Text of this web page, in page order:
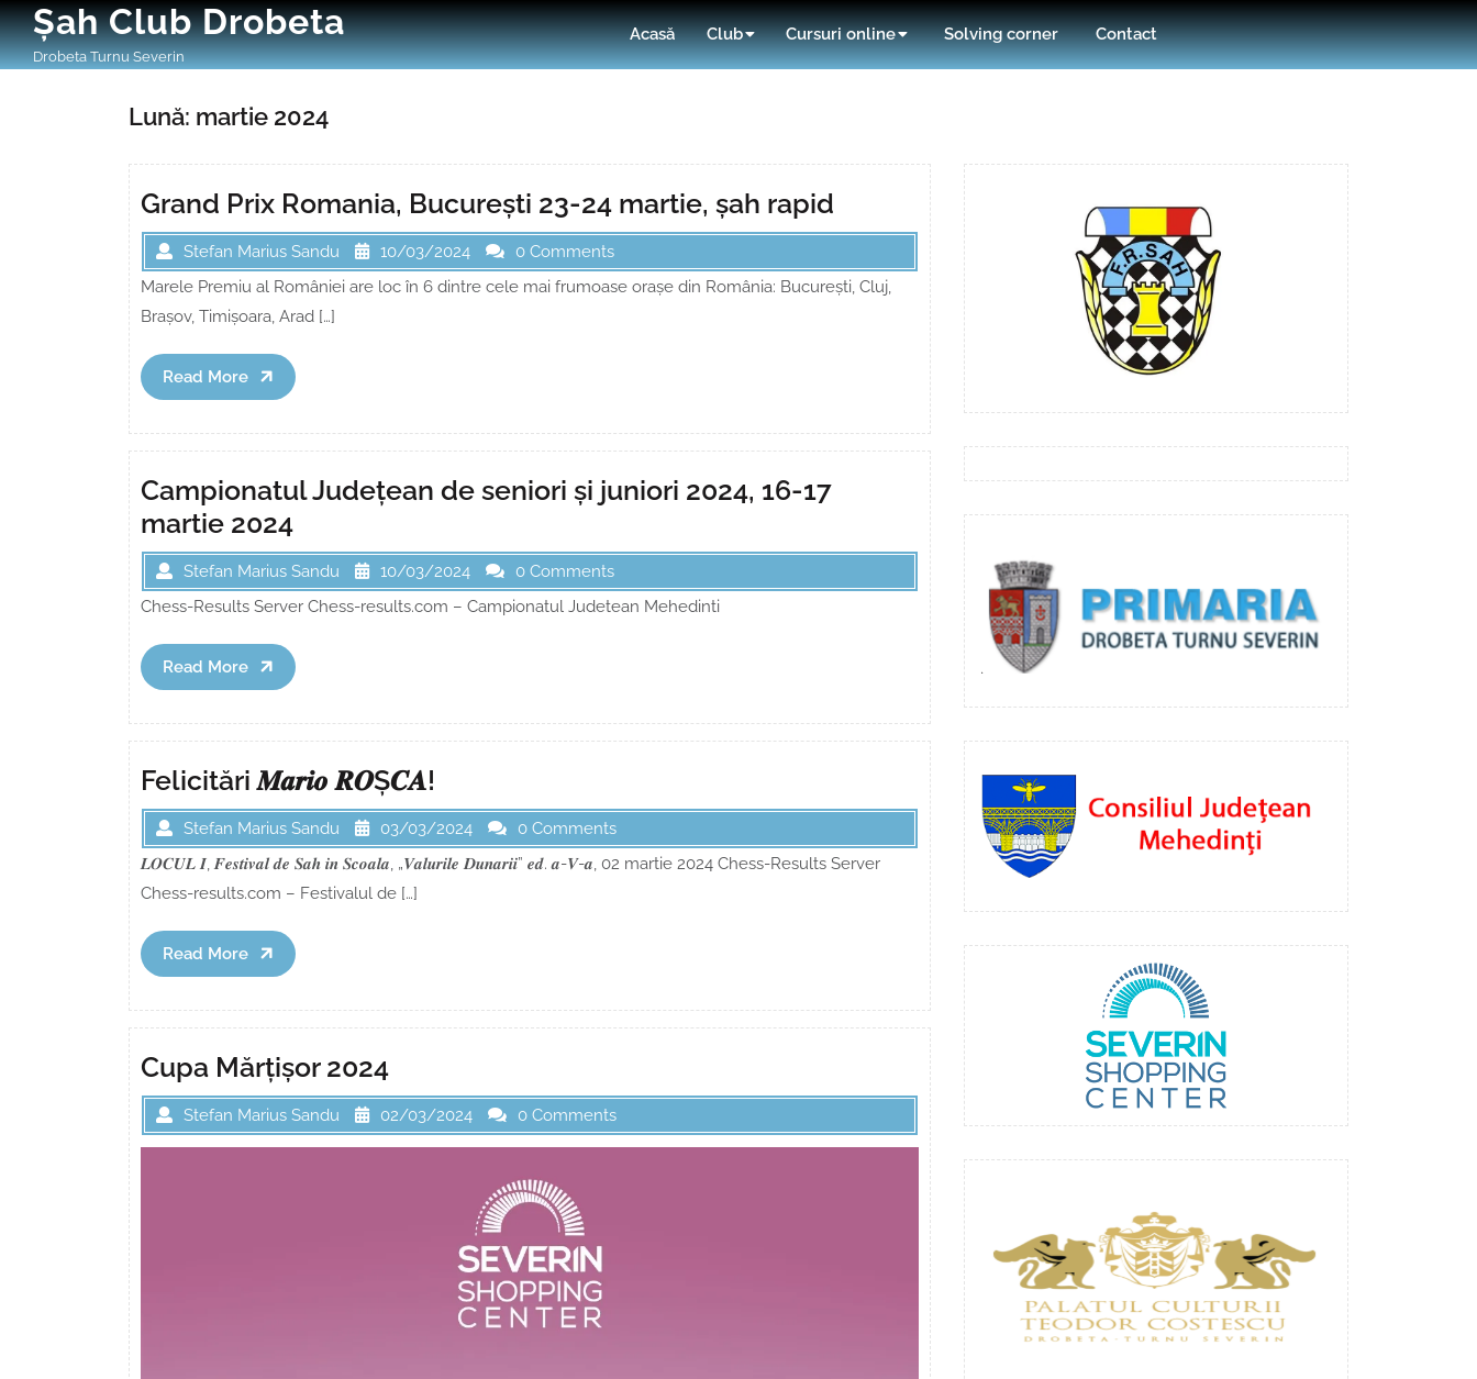
Skip
to
content
Șah Club Drobeta
Drobeta Turnu Severin
Acasă Club Cursuri online Solving corner Contact
Lună: martie 2024
Grand Prix Romania, București 23-24 martie, șah rapid
Stefan Marius Sandu 10/03/2024
0 Comments
Marele Premiu al României are loc în 6 dintre cele mai frumoase orașe din România: București, Cluj,
Brașov, Timișoara, Arad […]
Read More
Read
More
Campionatul Județean de seniori și juniori 2024, 16-17
martie 2024
Stefan Marius Sandu 10/03/2024
0 Comments
Chess-Results Server Chess-results.com – Campionatul Judetean Mehedinti
Read More
Read
More
Felicitări 𝑴𝒂𝒓𝒊𝒐 𝑹𝑶Ș𝑪𝑨!
Stefan Marius Sandu 03/03/2024
0 Comments
𝑳𝑶𝑪𝑼𝑳 𝑰, 𝑭𝒆𝒔𝒕𝒊𝒗𝒂𝒍 𝒅𝒆 𝑺𝒂𝒉 𝒊𝒏 𝑺𝒄𝒐𝒂𝒍𝒂, „𝑽𝒂𝒍𝒖𝒓𝒊𝒍𝒆 𝑫𝒖𝒏𝒂𝒓𝒊𝒊” 𝒆𝒅. 𝒂-𝑽-𝒂, 02 martie 2024 Chess-Results Server
Chess-results.com – Festivalul de […]
Read More
Read
More
Cupa Mărțișor 2024
Stefan Marius Sandu 02/03/2024 0 Comments